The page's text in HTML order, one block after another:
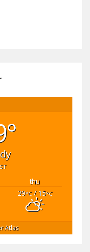
thu
29°C/ 15°C
Atlas